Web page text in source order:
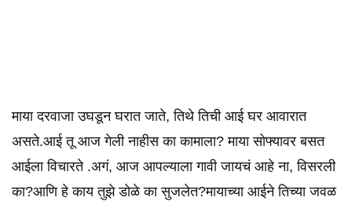
माया दरवाजा उघडून घरात जाते, तिथे तिची आई घर आवारात
असते.आई तू आज गेली नाहीस का कामाला? माया सोफ्यावर बसत
आईला विचारते .अगं, आज आपल्याला गावी जायचं आहे ना, विसरली
का?आणि हे काय तुझे डोळे का सुजलेत?मायाच्या आईने तिच्या जवळ